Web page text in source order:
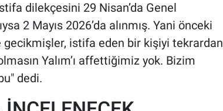
dilekçesini 29 Nisan’da Genel
2 Mayıs 2026’da alınmış. Yani önceki
gecikmişler, istifa eden bir kişiyi tekrardan
Yalım’ı affettiğimiz yok. Bizim
dedi.